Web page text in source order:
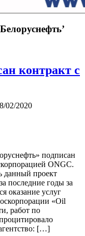
контракт с
02/2020
подписан
ONGC.
данный проект
последние годы за
оказание услуг
«Oil
работ по
[…]